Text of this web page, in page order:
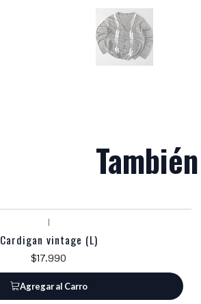
|
Cardigan vintage (L)
$17.990
Agregar al Carro